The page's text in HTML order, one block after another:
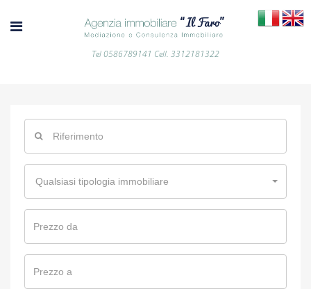
Tel 0586789141 Cell. 3312181322
Qualsiasi tipologia immobiliare